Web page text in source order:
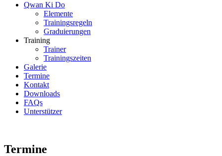
Qwan Ki Do
Elemente
Trainingsregeln
Graduierungen
Training
Trainer
Trainingszeiten
Galerie
Termine
Kontakt
Downloads
FAQs
Unterstützer
Termine